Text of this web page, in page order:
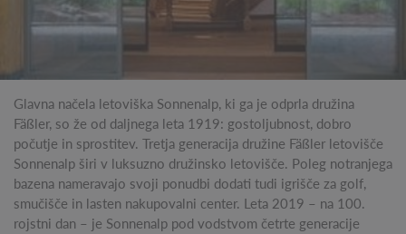
Glavna načela letoviška Sonnenalp, ki ga je odprla družina
Fäßler, so že od daljnega leta 1919: gostoljubnost, dobro
počutje in sprostitev. Tretja generacija družine Fäßler letovišče
Sonnenalp širi v luksuzno družinsko letovišče. Poleg notranjega
bazena nameravajo svoji ponudbi dodati tudi igrišče za golf,
smučišče in lasten nakupovalni center. Leta 2019 – na 100.
rojstni dan – je Sonnenalp pod vodstvom četrte generacije